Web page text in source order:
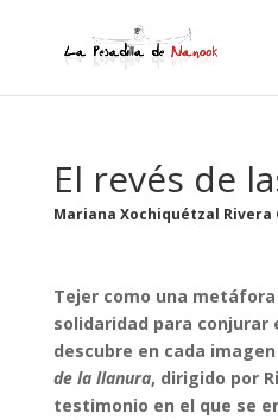
El revés de
Mariana Xochiquétzal Rivera
Tejer como una
solidaridad para conjurar
descubre en cada
de la llanura, dirigido por
testimonio en el que se